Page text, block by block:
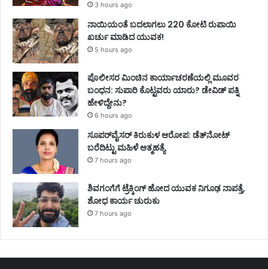
3 hours ago
ನಾಯಿಯಂತೆ ಬದಲಾಗಲು 220 ಕೋಟಿ ರುಪಾಯಿ
ಖರ್ಚು ಮಾಡಿದ ಯುವಕ!
5 hours ago
ಪೊಲೀಸರ ಮಿಂಚಿನ ಕಾರ್ಯಾಚರಣೆಯಲ್ಲಿ ಮೂವರ
ಬಂಧನ: ಸುಪಾರಿ ಕೊಟ್ಟವರು ಯಾರು? ಡೇವಿಡ್ ಪತ್ನಿ
ಹೇಳಿದ್ದೇನು?
6 hours ago
ಸೂಪರ್‌ವೈಸರ್‌ ಕಿರುಕುಳ ಆರೋಪ: ಡೆತ್‌ನೋಟ್‌
ಬರೆದಿಟ್ಟು ಮಹಿಳೆ ಆತ್ಮಹತ್ಯೆ
7 hours ago
ಶಿವಗಂಗೆಗೆ ಟ್ರೆಕ್ಕಿಂಗ್‌ ಹೋದ ಯುವಕ ನಿಗೂಢ ನಾಪತ್ತೆ,
ಶೋಧ ಕಾರ್ಯ ಚುರುಕು
7 hours ago